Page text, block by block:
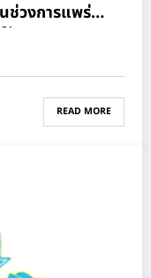
ช่วงการแพร่
READ MORE